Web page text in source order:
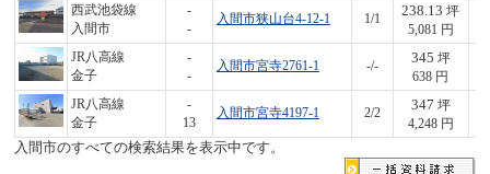
西武池袋線
入間市
-
-
入間市狭山台4-12-1 1/1
238.13 坪
5,081 円
JR八高線
金子
-
-
入間市宮寺2761-1 -/-
345 坪
638 円
JR八高線
金子
-
13
入間市宮寺4197-1 2/2
347 坪
4,248 円
入間市のすべての検索結果を表示中です。